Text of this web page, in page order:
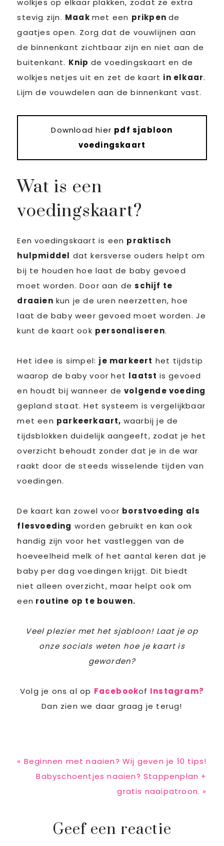
wolkjes op elkaar plakken, zodat ze extra
stevig zijn. Maak met een prikpende
gaatjes open. Zorg dat de vouwlijnen aan
de binnenkant zichtbaar zijn en niet aan de
buitenkant. Knip de voedingskaart en de
wolkjes netjes uit en zet de kaart in elkaar.
Lijm de vouwdelen aan de binnenkant vast.
Download hier pdf sjabloon
voedingskaart
Wat is een
voedingskaart?
Een voedingskaart is een praktisch
hulpmiddel dat kersverse ouders helpt om
bij te houden hoe laat de baby gevoed
moet worden. Door aan deschijf te
draaien kun je de uren neerzetten, hoe
laat de baby weer gevoed moet worden. Je
kunt de kaart ook personaliseren.
Het idee is simpel: je markeert het tijdstip
waarop de baby voor het laatst is gevoed
en houdt bij wanneer devolgende voeding
gepland staat. Het systeem is vergelijkbaar
met een parkeerkaart, waarbij je de
tijdsblokken duidelijk aangeeft, zodat je het
overzicht behoudt zonder dat je in de war
raakt door de steeds wisselende tijden van
voedingen.
De kaart kan zowel voor borstvoeding als
flesvoeding worden gebruikt en kan ook
handig zijn voor het vastleggen van de
hoeveelheid melk of het aantal keren dat je
baby per dag voedingen krijgt. Dit biedt
niet alleen overzicht, maar helpt ook om
een routine op te bouwen.
Veel plezier met het sjabloon! Laat je op
onze socials weten hoe je kaart is
geworden?
Volg je ons al op Facebookof Instagram?
Dan zien we daar graag je terug!
Previous
Post:
« Beginnen met naaien? Wij geven je 10 tips!
Next
Babyschoentjes naaien? Stappenplan +
gratis naaipatroon. »
Reader
Geef een reactie